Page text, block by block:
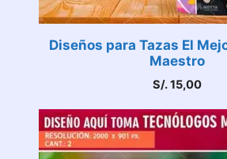
Diseños para Tazas El
Maestro
S/.15,00